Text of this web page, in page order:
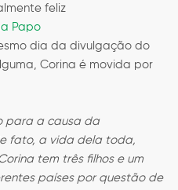
feliz
Papo
dia da divulgação do
Corina é movida por
para a causa da
fato, a vida dela toda,
tem três filhos e um
países por questão de